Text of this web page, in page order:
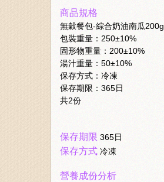
商品規格
無穀餐包-綜合奶油南瓜200g
包裝重量：250±10%
固形物重量：200±10%
湯汁重量：50±10%
保存方式：冷凍
保存期限：365日
共2份
保存期限 365日
保存方式 冷凍
營養成份分析